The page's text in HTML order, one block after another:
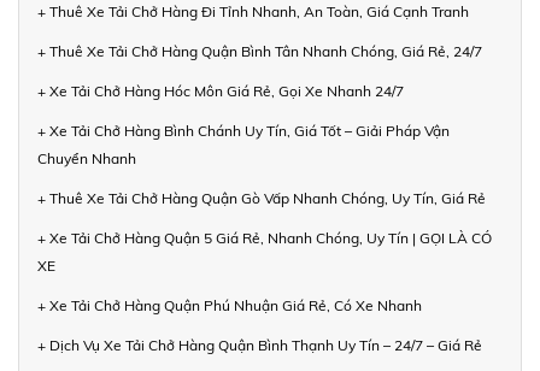
+ Thuê Xe Tải Chở Hàng Đi Tỉnh Nhanh, An Toàn, Giá Cạnh Tranh
+ Thuê Xe Tải Chở Hàng Quận Bình Tân Nhanh Chóng, Giá Rẻ, 24/7
+ Xe Tải Chở Hàng Hóc Môn Giá Rẻ, Gọi Xe Nhanh 24/7
+ Xe Tải Chở Hàng Bình Chánh Uy Tín, Giá Tốt – Giải Pháp Vận
Chuyển Nhanh
+ Thuê Xe Tải Chở Hàng Quận Gò Vấp Nhanh Chóng, Uy Tín, Giá Rẻ
+ Xe Tải Chở Hàng Quận 5 Giá Rẻ, Nhanh Chóng, Uy Tín | GỌI LÀ CÓ
XE
+ Xe Tải Chở Hàng Quận Phú Nhuận Giá Rẻ, Có Xe Nhanh
+ Dịch Vụ Xe Tải Chở Hàng Quận Bình Thạnh Uy Tín – 24/7 – Giá Rẻ